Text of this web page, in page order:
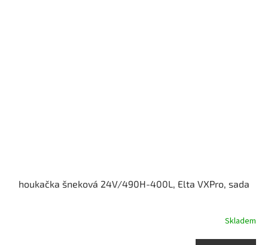
houkačka šneková 24V/490H-400L, Elta VXPro, sada
Skladem